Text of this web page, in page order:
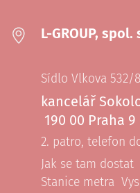
L-GROUP, spol.
Sídlo Vlkova 532/
kancelář
190 00 Praha 9
2. patro, telefon
Jak se tam dostat
Stanice metra